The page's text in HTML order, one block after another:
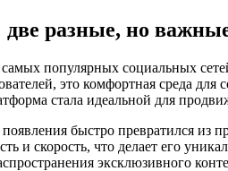
две разные, но
популярных социальных
это комфортная среда
стала идеальной для
быстро превратился
и скорость, что делает его
эксклюзивного